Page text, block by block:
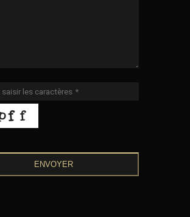
les caractères *
ENVOYER